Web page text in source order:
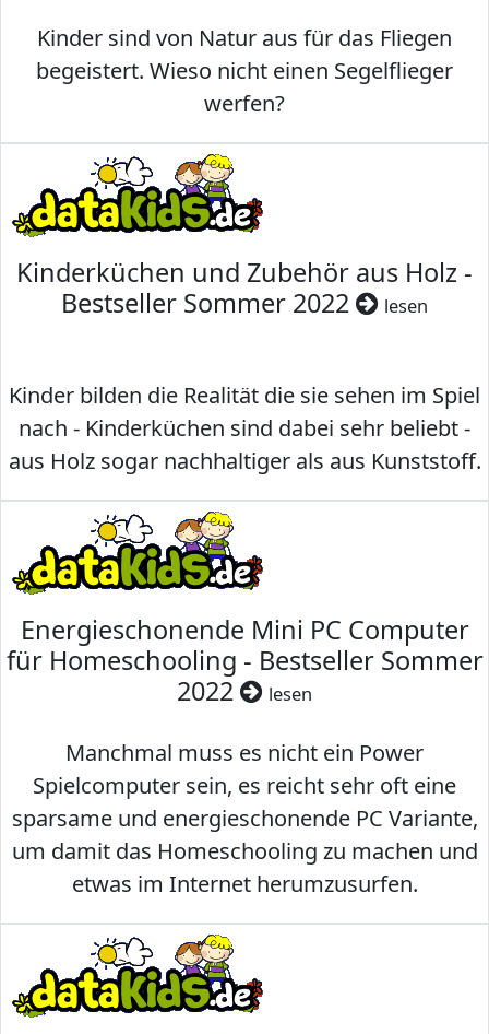
Kinder sind von Natur aus für das Fliegen
begeistert. Wieso nicht einen Segelflieger
werfen?
Kinderküchen und Zubehör aus Holz -
Bestseller Sommer 2022
lesen
Kinder bilden die Realität die sie sehen im Spiel
nach - Kinderküchen sind dabei sehr beliebt -
aus Holz sogar nachhaltiger als aus Kunststoff.
Energieschonende Mini PC Computer
für Homeschooling - Bestseller Sommer
2022
lesen
Manchmal muss es nicht ein Power
Spielcomputer sein, es reicht sehr oft eine
sparsame und energieschonende PC Variante,
um damit das Homeschooling zu machen und
etwas im Internet herumzusurfen.